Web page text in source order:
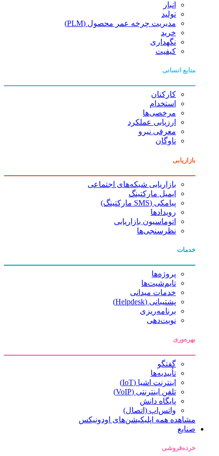
انبار
تولید
مدیریت چرخه عمر محصول (PLM)
خرید
نگهداری
کیفیت
منابع انسانی
کارکنان
استخدام
مرخصی‌ها
ارزیابی عملکرد
معرفی نیرو
ناوگان
بازاریابی
بازاریابی شبکه‌های اجتماعی
ایمیل مارکتینگ
پیامکی (SMS مارکتینگ)
رویدادها
اتوماسیون بازاریابی
نظرسنجی‌ها
خدمات
پروژه‌ها
تایم‌شیت‌ها
خدمات میدانی
پشتیبانی (Helpdesk)
برنامه‌ریزی
نوبت‌دهی
بهره‌وری
گفتگو
تأییدیه‌ها
اینترنت اشیا (IoT)
تلفن اینترنتی (VoIP)
پایگاه دانش
واتس‌اپ (اتصال)
مشاهده همه اپلیکیشن‌های اودونیکس
صنایع
خرده‌فروشی